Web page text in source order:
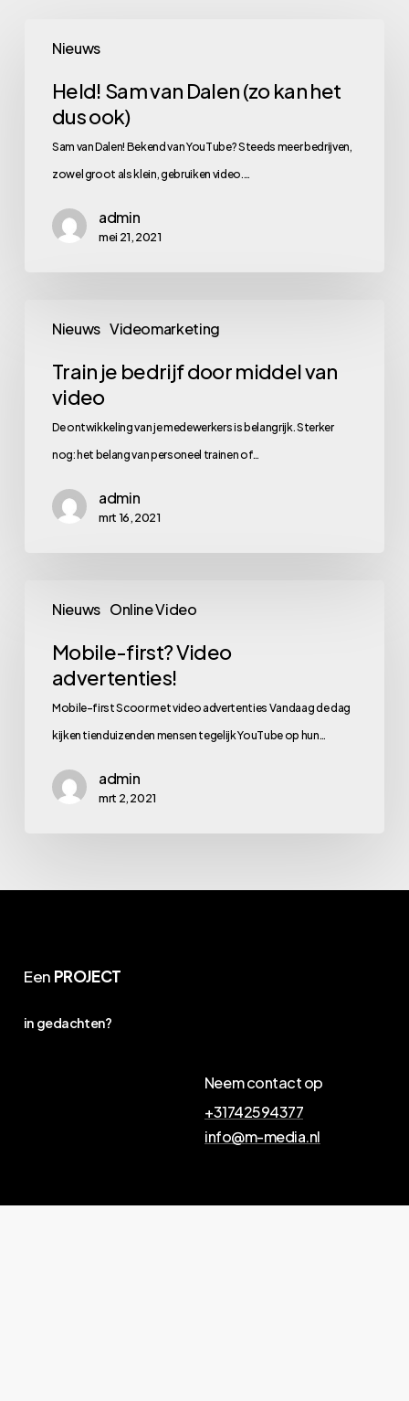
Nieuws
Sam
Dalen
Held! Sam van Dalen (zo kan het
dus ook)
Sam van Dalen! Bekend van YouTube? Steeds meer bedrijven,
zowel groot als klein, gebruiken video.…
admin
mei 21, 2021
Nieuws Videomarketing
bedrijf
door
middel
Train je bedrijf door middel van
video
De ontwikkeling van je medewerkers is belangrijk. Sterker
nog: het belang van personeel trainen of…
admin
mrt 16, 2021
Nieuws Online Video
first?
Video
advertenties!
Mobile-first? Video
advertenties!
Mobile-first Scoor met video advertenties Vandaag de dag
kijken tienduizenden mensen tegelijk YouTube op hun…
admin
mrt 2, 2021
Een PROJECT
in gedachten?
Neem contact op
+31742594377
info@m-media.nl